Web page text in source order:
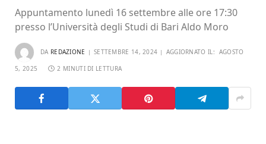
Appuntamento lunedì 16 settembre alle ore 17:30
presso l’Università degli Studi di Bari Aldo Moro
DA REDAZIONE SETTEMBRE 14, 2024 AGGIORNATO IL: AGOSTO
5, 2025 2 MINUTI DI LETTURA